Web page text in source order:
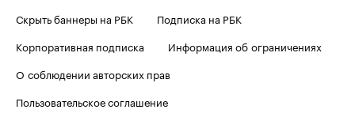
Скрыть баннеры на РБК
Подписка на РБК
Корпоративная подписка
Информация об ограничениях
О соблюдении авторских прав
Пользовательское соглашение